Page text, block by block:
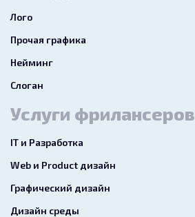
Лого
Прочая графика
Нейминг
Слоган
Услуги фрилансеров
IT и Разработка
Web и Product дизайн
Графический дизайн
Дизайн среды